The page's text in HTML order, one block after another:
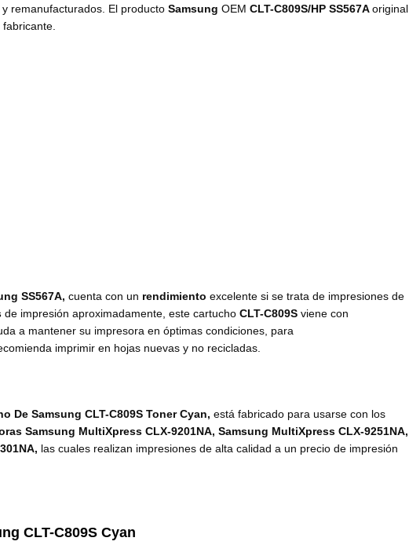
remanufacturados. El producto Samsung OEM CLT-C809S/HP SS567Aoriginal
SS567A, cuenta con un rendimiento excelente si se trata de impresiones de
de impresión aproximadamente, este cartucho CLT-C809S viene con
a mantener su impresora en óptimas condiciones, para
imprimir en hojas nuevas y no recicladas.
De Samsung CLT-C809S Toner Cyan, está fabricado para usarse con los
Samsung MultiXpress CLX-9201NA, Samsung MultiXpress CLX-9251NA,
las cuales realizan impresiones de alta calidad a un precio de impresión
CLT-C809S Cyan